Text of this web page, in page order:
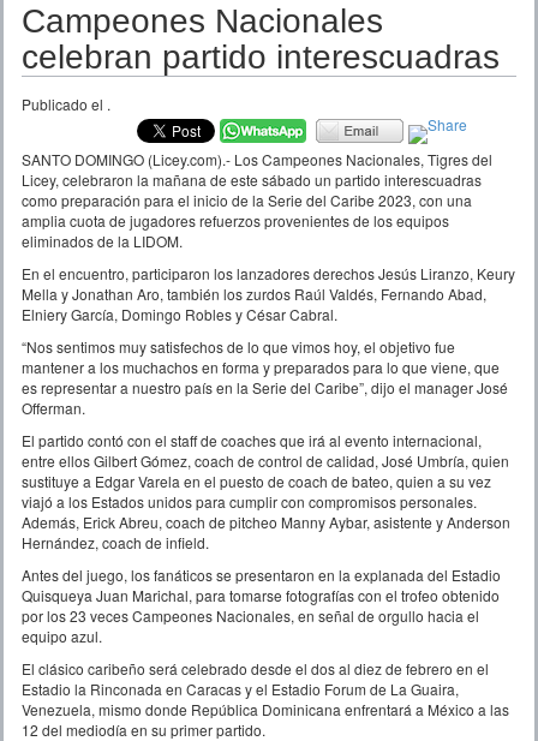
TEMPORADAS
Campeones Nacionales
celebran partido interescuadras
Publicado el .
SANTO DOMINGO (Licey.com).- Los Campeones Nacionales, Tigres del
Licey, celebraron la mañana de este sábado un partido interescuadras
como preparación para el inicio de la Serie del Caribe 2023, con una
amplia cuota de jugadores refuerzos provenientes de los equipos
eliminados de la LIDOM.
En el encuentro, participaron los lanzadores derechos Jesús Liranzo, Keury
Mella y Jonathan Aro, también los zurdos Raúl Valdés, Fernando Abad,
Elniery García, Domingo Robles y César Cabral.
“Nos sentimos muy satisfechos de lo que vimos hoy, el objetivo fue
mantener a los muchachos en forma y preparados para lo que viene, que
es representar a nuestro país en la Serie del Caribe”, dijo el manager José
Offerman.
El partido contó con el staff de coaches que irá al evento internacional,
entre ellos Gilbert Gómez, coach de control de calidad, José Umbría, quien
sustituye a Edgar Varela en el puesto de coach de bateo, quien a su vez
viajó a los Estados unidos para cumplir con compromisos personales.
Además, Erick Abreu, coach de pitcheo Manny Aybar, asistente y Anderson
Hernández, coach de infield.
Antes del juego, los fanáticos se presentaron en la explanada del Estadio
Quisqueya Juan Marichal, para tomarse fotografías con el trofeo obtenido
por los 23 veces Campeones Nacionales, en señal de orgullo hacia el
equipo azul.
El clásico caribeño será celebrado desde el dos al diez de febrero en el
Estadio la Rinconada en Caracas y el Estadio Forum de La Guaira,
Venezuela, mismo donde República Dominicana enfrentará a México a las
12 del mediodía en su primer partido.